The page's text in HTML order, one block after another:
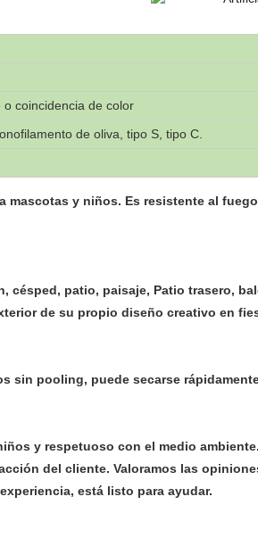
o coincidencia de color
de oliva, tipo S, tipo C.
y niños. Es resistente al
patio, paisaje, Patio trasero,
de su propio diseño creativo en
sin pooling, puede secarse
y respetuoso con el medio
del cliente. Valoramos las
está listo para ayudar.